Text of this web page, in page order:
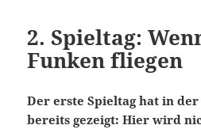
2. Spieltag:
Funken fliegen
Der erste Spieltag hat in der
bereits gezeigt: Hier wird